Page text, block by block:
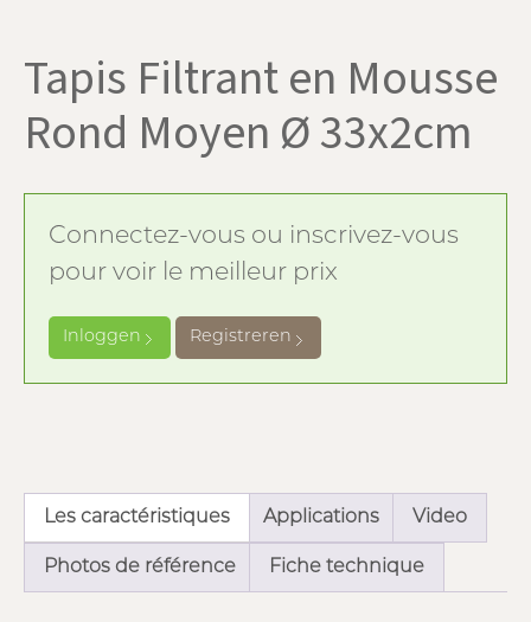
Tapis Filtrant en Mousse
Rond Moyen Ø 33x2cm
Connectez-vous ou inscrivez-vous
pour voir le meilleur prix
Inloggen Registreren
Les caractéristiques Applications Video
Photos de référence Fiche technique